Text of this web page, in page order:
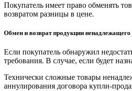
Покупатель имеет право обменять
возвратом разницы в цене.
Обмен и возврат продукции ненадлежащего
Если покупатель обнаружил
требования. В случае, если будет
Технически сложные товары
аннулирования договора купли-